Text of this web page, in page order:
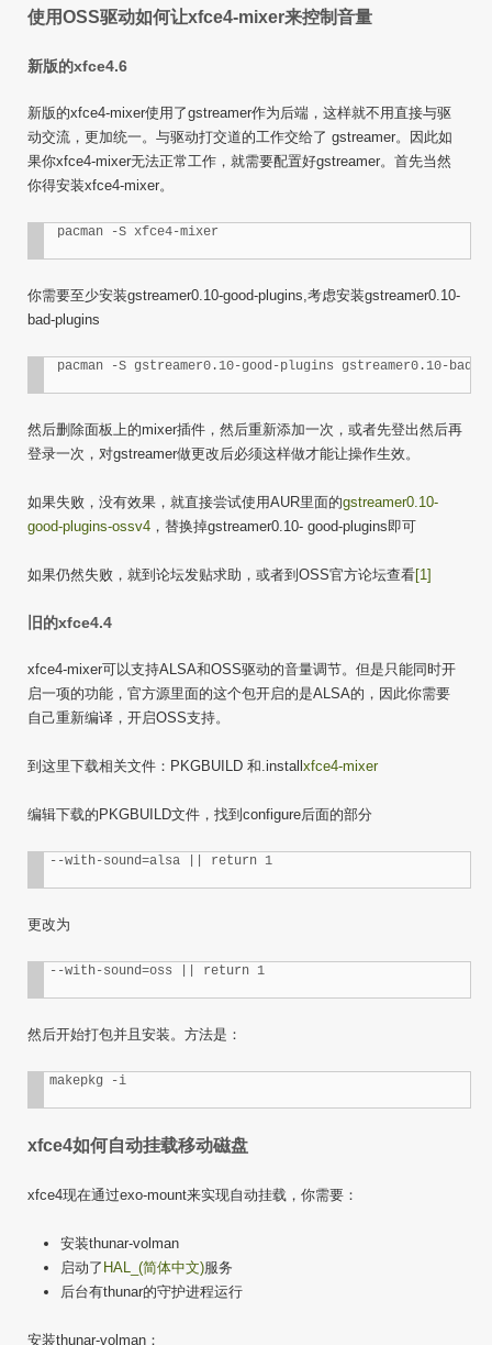
使用OSS驱动如何让xfce4-mixer来控制音量
新版的xfce4.6
新版的xfce4-mixer使用了gstreamer作为后端，这样就不用直接与驱
动交流，更加统一。与驱动打交道的工作交给了 gstreamer。因此如
果你xfce4-mixer无法正常工作，就需要配置好gstreamer。首先当然
你得安装xfce4-mixer。
你需要至少安装gstreamer0.10-good-plugins,考虑安装gstreamer0.10-
bad-plugins
然后删除面板上的mixer插件，然后重新添加一次，或者先登出然后再
登录一次，对gstreamer做更改后必须这样做才能让操作生效。
如果失败，没有效果，就直接尝试使用AUR里面的gstreamer0.10-
good-plugins-ossv4 ，替换掉gstreamer0.10- good-plugins即可
如果仍然失败，就到论坛发贴求助，或者到OSS官方论坛查看[1]
旧的xfce4.4
xfce4-mixer可以支持ALSA和OSS驱动的音量调节。但是只能同时开
启一项的功能，官方源里面的这个包开启的是ALSA的，因此你需要
自己重新编译，开启OSS支持。
到这里下载相关文件：PKGBUILD 和.install xfce4-mixer
编辑下载的PKGBUILD文件，找到configure后面的部分
更改为
然后开始打包并且安装。方法是：
xfce4如何自动挂载移动磁盘
xfce4现在通过exo-mount来实现自动挂载，你需要：
安装thunar-volman
启动了 HAL_(简体中文)服务
后台有thunar的守护进程运行
安装thunar-volman：